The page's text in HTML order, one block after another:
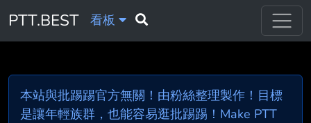
PTT.BEST 看板
本站與批踢踢官方無關！由粉絲整理製作！目標
是讓年輕族群，也能容易逛批踢踢！Make PTT